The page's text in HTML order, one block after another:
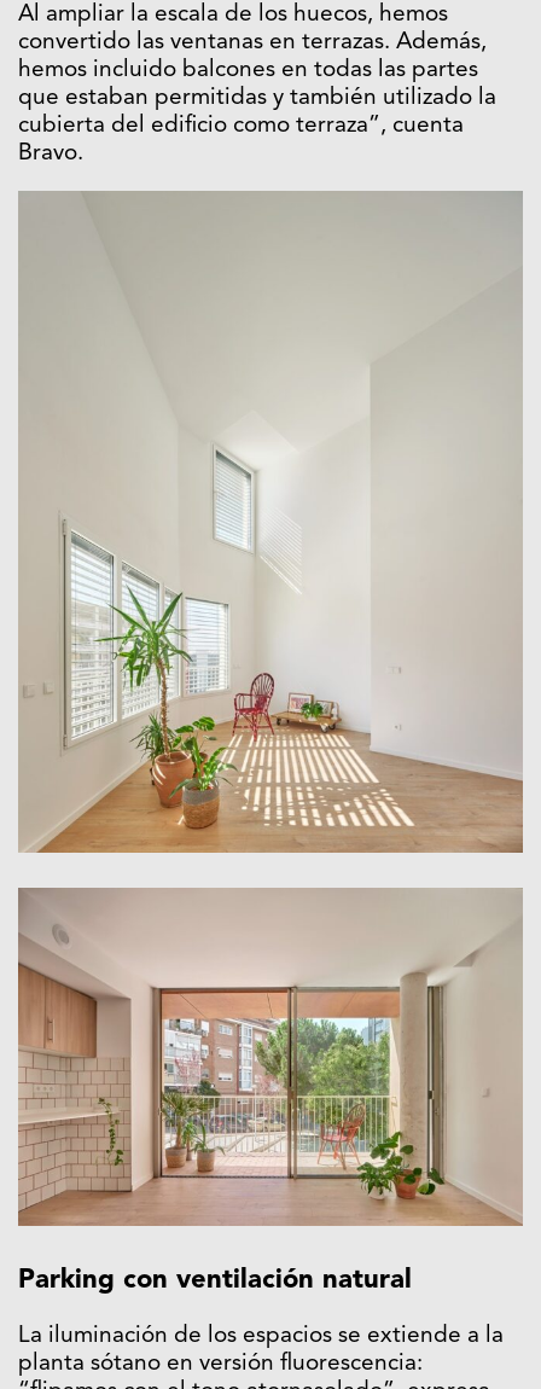
Al ampliar la escala de los huecos, hemos
convertido las ventanas en terrazas. Además,
hemos incluido balcones en todas las partes
que estaban permitidas y también utilizado la
cubierta del edificio como terraza”, cuenta
Bravo.
Parking con ventilación natural
La iluminación de los espacios se extiende a la
planta sótano en versión fluorescencia: